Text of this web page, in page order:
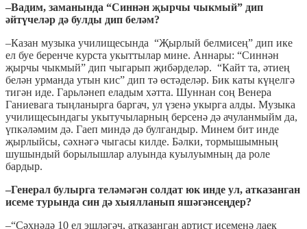
–Вадим, заманында “Синнән җырчы чыкмый” дип
әйтүчеләр дә булды дип беләм?
–Казан музыка училищесында “Җырлый белмисең” дип ике
ел буе беренче курста укыттылар мине. Аннары: “Синнән
җырчы чыкмый” дип чыгарып җибәрделәр. “Кайт та, әтиең
белән урманда утын кис” дип тә өстәделәр. Бик каты күңелгә
тигән иде. Гарьләнеп еладым хәтта. Шуннан соң Венера
Ганиевага тыңланырга баргач, ул үзенә укырга алды. Музыка
училищесындагы укытучыларның берсенә дә ачуланмыйм да,
үпкәләмим дә. Гаеп миндә дә булгандыр. Минем бит инде
җырлыйсы, сәхнәгә чыгасы килде. Бәлки, тормышымның
шушындый борылышлар алуында куылуымның да роле
бардыр.
–Генерал булырга теләмәгән солдат юк инде ул, атказанган
исеме турында син дә хыялланып яшәгәнсеңдер?
–“Сәхнәдә 10 ел эшләгәч, атказанган артист исеменә лаек